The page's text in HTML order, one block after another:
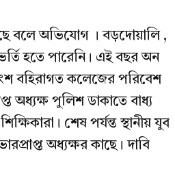
বলে অভিযোগ । বড়দোয়ালি ,
হতে পারেনি। এই বছর অন
বহিরাগত কলেজের পরিবেশ
অধ্যক্ষ পুলিশ ডাকাতে বাধ্য
শেষ পর্যন্ত স্থানীয় যুব
অধ্যক্ষর কাছে। দাবি